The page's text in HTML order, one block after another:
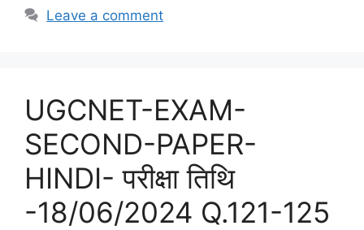
Leave a comment
UGCNET-EXAM-
SECOND-PAPER-
HINDI- परीक्षा तिथि
-18/06/2024 Q.121-125